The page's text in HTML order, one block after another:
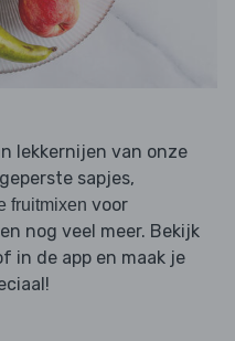
lekkernijen van onze
sapjes,
fruitmixen voor
nog veel meer. Bekijk
in de app en maak je